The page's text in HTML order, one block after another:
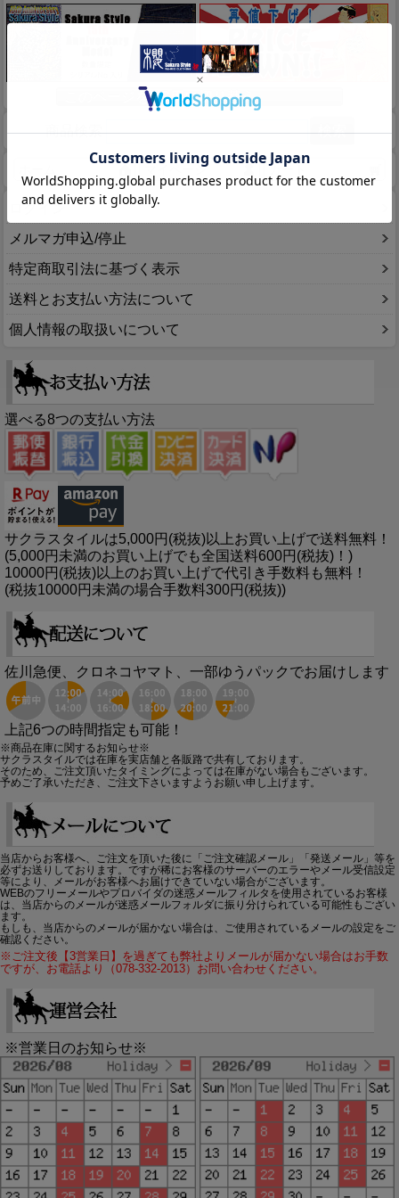
このページをPC用に切り替え
商品検索
マイページ カート
ログイン
メルマガ申込/停止
特定商取引法に基づく表示
送料とお支払い方法について
個人情報の取扱いについて
選べる8つの支払い方法
サクラスタイルは5,000円(税抜)以上お買い上げで送料無料！
(5,000円未満のお買い上げでも全国送料600円(税抜)！)
10000円(税抜)以上のお買い上げで代引き手数料も無料！
(税抜10000円未満の場合手数料300円(税抜))
佐川急便、クロネコヤマト、一部ゆうパックでお届けします
上記6つの時間指定も可能！
※商品在庫に関するお知らせ※
サクラスタイルでは在庫を実店舗と各販路で共有しております。
そのため、ご注文頂いたタイミングによっては在庫がない場合もございます。
予めご了承いただき、ご注文下さいますようお願い申し上げます。
当店からお客様へ、ご注文を頂いた後に「ご注文確認メール」「発送メール」等を
必ずお送りしております。ですが稀にお客様のサーバーのエラーやメール受信設定
等により、メールがお客様へお届けできていない場合がございます。
WEBのフリーメールやプロバイダの迷惑メールフィルタを使用されているお客様
は、当店からのメールが迷惑メールフォルダに振り分けられている可能性もござい
ます。
もしも、当店からのメールが届かない場合は、ご使用されているメールの設定をご
確認ください。
※ご注文後【3営業日】を過ぎても弊社よりメールが届かない場合はお手数
ですが、お電話より（078-332-2013）お問い合わせください。
※営業日のお知らせ※